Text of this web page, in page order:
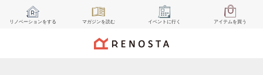
リノベーションをする マガジンを読む イベント に行く アイテムを買う